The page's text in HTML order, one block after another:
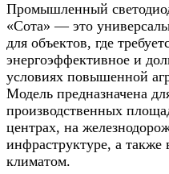
Промышленный
«Сота» — это
для объектов, где
энергоэффективное и
условиях повышенной
Модель предназначена
производственных
центрах, на
инфраструктуре, а также
климатом.